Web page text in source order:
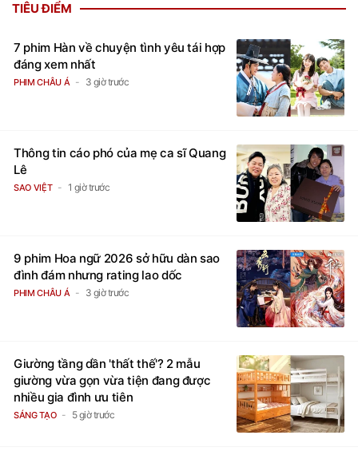
TIÊU ĐIỂM
7 phim Hàn về chuyện tình yêu tái hợp
đáng xem nhất
PHIM CHÂU Á 3 giờ trước
Thông tin cáo phó của mẹ ca sĩ Quang
Lê
SAO VIỆT 1 giờ trước
9 phim Hoa ngữ 2026 sở hữu dàn sao
đình đám nhưng rating lao dốc
PHIM CHÂU Á 3 giờ trước
Giường tầng dần 'thất thế'? 2 mẫu
giường vừa gọn vừa tiện đang được
nhiều gia đình ưu tiên
SÁNG TẠO 5 giờ trước